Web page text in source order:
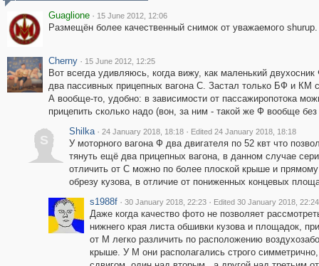
Guaglione · 15 June 2012, 12:06
Размещён более качественный снимок от уважаемого shurup.
Cherny · 15 June 2012, 12:25
Вот всегда удивляюсь, когда вижу, как маленький двухосник
два пассивных прицепных вагона С. Застал только БФ и КМ
А вообще-то, удобно: в зависимости от пассажиропотока
прицепить сколько надо (вон, за ним - такой же Ф вообще без
S
Shilka · 24 January 2018, 18:18 · Edited 24 January 2018, 18:18
У моторного вагона Ф два двигателя по 52 квт что
тянуть ещё два прицепных вагона, в данном случае
отличить от С можно по более плоской крыше и
обрезу кузова, в отличие от пониженных концевых
s1988f · 30 January 2018, 22:23 · Edited 30 January 2018, 22:24
Даже когда качество фото не позволяет
нижнего края листа обшивки кузова и площадок,
от М легко различить по расположению
крыше. У М они располагались строго